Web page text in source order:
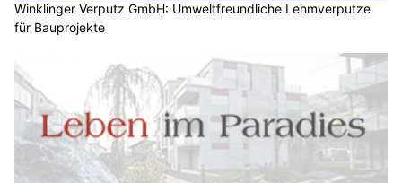
Winklinger Verputz GmbH: Umweltfreundliche Lehmverputze
für Bauprojekte